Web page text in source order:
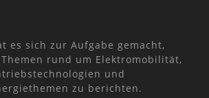
es sich zur Aufgabe gemacht,
rund um Elektromobilität,
und
zu berichten.